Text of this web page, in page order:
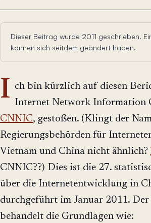
Dieser Beitrag wurde 2011 geschrieben.
können sich seitdem geändert haben.
I ch bin kürzlich auf diesen
Internet Network Information
CNNIC, gestoßen. (Klingt der
Regierungsbehörden für
Vietnam und China nicht ähnlich?
CNNIC??) Dies ist die 27.
über die Internetentwicklung in
durchgeführt im Januar 2011.
behandelt die Grundlagen wie: